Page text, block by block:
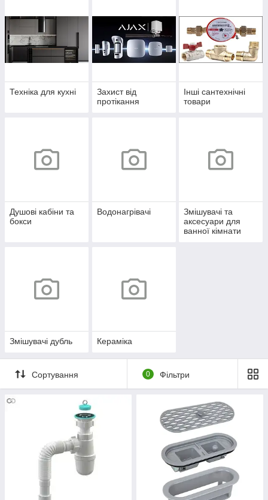
Техніка для кухні
Захист від
протікання
Інші сантехнічні
товари
Душові кабіни та
бокси
Водонагрівачі
Змішувачі та
аксесуари для
ванної кімнати
Змішувачі дубль Кераміка
Сортування 0 Фільтри